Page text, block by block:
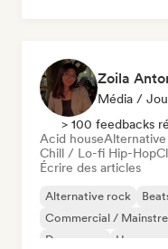
Zoila
Média /
> 100 feedbacks
Acid house
Chill / Lo-fi Hip-Hop
Écrire des articles
Alternative rock
Commercial /
Dream pop
House